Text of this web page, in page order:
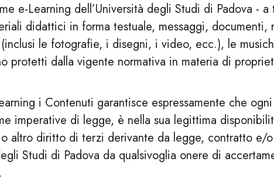
e-Learning dell’Università degli Studi di Padova -
didattici in forma testuale, messaggi,
le fotografie, i disegni, i video, ecc.), le
protetti dalla vigente normativa in materia di
i Contenuti garantisce espressamente che
imperative di legge, è nella sua legittima
altro diritto di terzi derivante da legge, contratto e/
Studi di Padova da qualsivoglia onere di